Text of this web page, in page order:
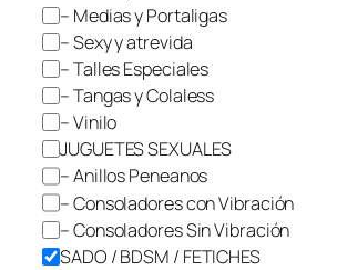
í
a
– Medias y Portaligas
– Sexy y atrevida
– Talles Especiales
– Tangas y Colaless
– Vinilo
JUGUETES SEXUALES
– Anillos Peneanos
– Consoladores con Vibración
– Consoladores Sin Vibración
SADO / BDSM / FETICHES